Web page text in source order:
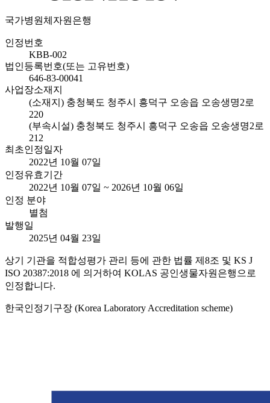
국가병원체자원은행
인정번호
KBB-002
법인등록번호(또는 고유번호)
646-83-00041
사업장소재지
(소재지) 충청북도 청주시 흥덕구 오송읍 오송생명2로
220
(부속시설) 충청북도 청주시 흥덕구 오송읍 오송생명2로
212
최초인정일자
2022년 10월 07일
인정유효기간
2022년 10월 07일 ~ 2026년 10월 06일
인정 분야
별첨
발행일
2025년 04월 23일
상기 기관을 적합성평가 관리 등에 관한 법률 제8조 및 KS J
ISO 20387:2018 에 의거하여 KOLAS 공인생물자원은행으로
인정합니다.
한국인정기구장 (Korea Laboratory Accreditation scheme)